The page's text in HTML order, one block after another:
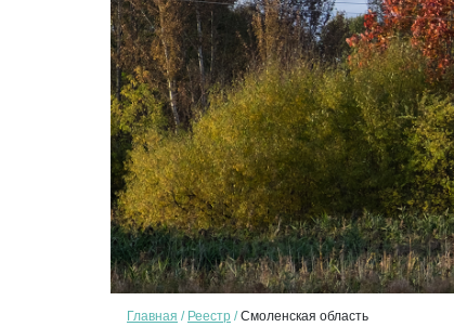
Главная Реестр Смоленская область